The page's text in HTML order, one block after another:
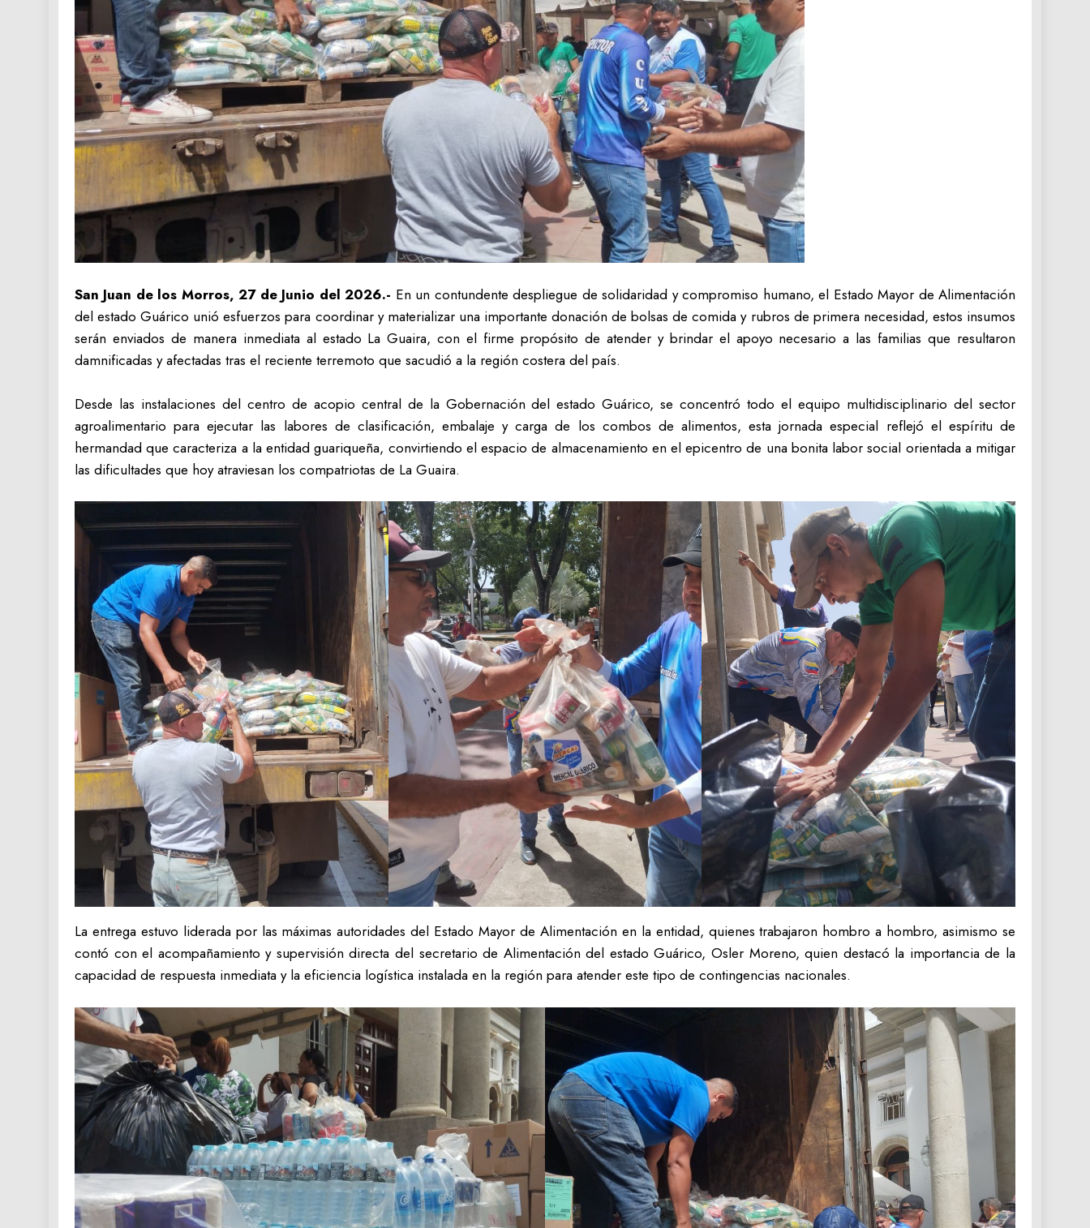
San Juan de los Morros, 27 de Junio del 2026.- En un contundente despliegue de solidaridad y compromiso humano, el Estado Mayor de Alimentación
del estado Guárico unió esfuerzos para coordinar y materializar una importante donación de bolsas de comida y rubros de primera necesidad, estos insumos
serán enviados de manera inmediata al estado La Guaira, con el firme propósito de atender y brindar el apoyo necesario a las familias que resultaron
damnificadas y afectadas tras el reciente terremoto que sacudió a la región costera del país.
‎Desde las instalaciones del centro de acopio central de la Gobernación del estado Guárico, se concentró todo el equipo multidisciplinario del sector
agroalimentario para ejecutar las labores de clasificación, embalaje y carga de los combos de alimentos, esta jornada especial reflejó el espíritu de
hermandad que caracteriza a la entidad guariqueña, convirtiendo el espacio de almacenamiento en el epicentro de una bonita labor social orientada a mitigar
las dificultades que hoy atraviesan los compatriotas de La Guaira.
La entrega estuvo liderada por las máximas autoridades del Estado Mayor de Alimentación en la entidad, quienes trabajaron hombro a hombro, asimismo se
contó con el acompañamiento y supervisión directa del secretario de Alimentación del estado Guárico, Osler Moreno, quien destacó la importancia de la
capacidad de respuesta inmediata y la eficiencia logística instalada en la región para atender este tipo de contingencias nacionales.